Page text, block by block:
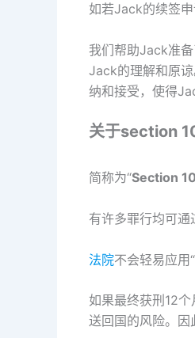
如若Jack的续签
我们帮助Jack准
Jack的理解和原
纳和接受，使得
关于section
简称为“Section 10
有许多罪行均可
法院不会轻易应用
如果最终获刑12
送回国的风险。因